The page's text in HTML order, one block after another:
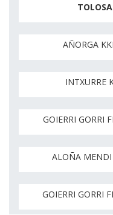
AÑORGA
INTXURRE
GOIERRI GORRI
ALOÑA MENDI
GOIERRI GORRI